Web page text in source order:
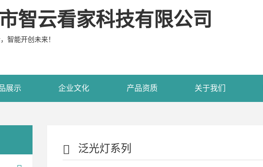
智云看家科技有限公司
智能开创未来！
展示 企业文化 产品资质 关于我们
泛光灯系列